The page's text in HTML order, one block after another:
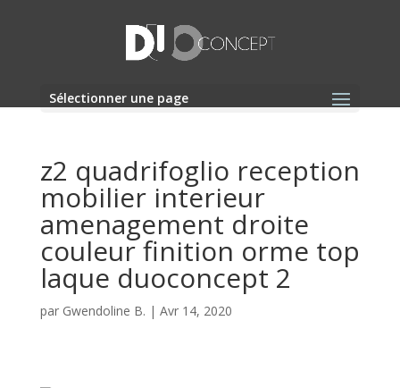
Sélectionner une page
z2 quadrifoglio reception
mobilier interieur
amenagement droite
couleur finition orme top
laque duoconcept 2
par Gwendoline B. | Avr 14, 2020